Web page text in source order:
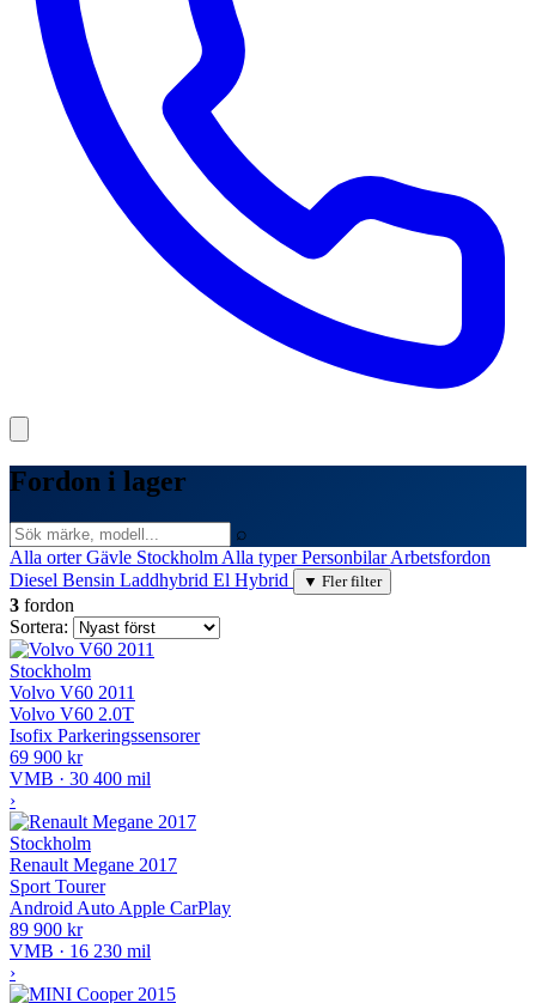
Fordon i lager
⌕
Alla orterGävle Stockholm Alla typerPersonbilarArbetsfordon
Diesel Bensin Laddhybrid El Hybrid ▼ Fler filter
3 fordon
Sortera:
Stockholm
Volvo V60 2011
Volvo V60 2.0T
Isofix Parkeringssensorer
69 900 kr
VMB · 30 400 mil
›
Stockholm
Renault Megane 2017
Sport Tourer
Android Auto Apple CarPlay
89 900 kr
VMB · 16 230 mil
›